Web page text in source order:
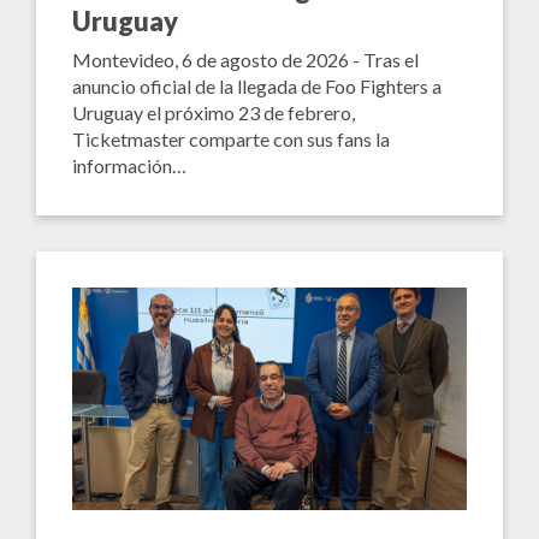
Uruguay
Montevideo, 6 de agosto de 2026 - Tras el
anuncio oficial de la llegada de Foo Fighters a
Uruguay el próximo 23 de febrero,
Ticketmaster comparte con sus fans la
información…